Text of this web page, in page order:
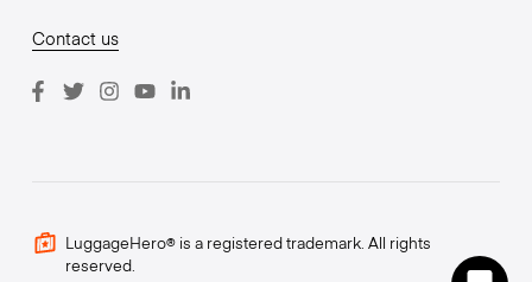
Contact us
LuggageHero® is a registered trademark. All rights
reserved.